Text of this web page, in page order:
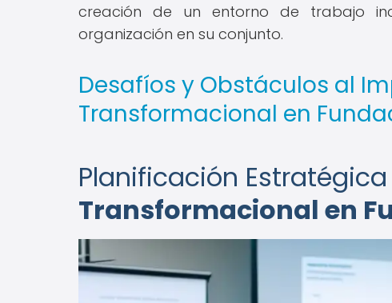
creación de un entorno de trabajo
organización en su conjunto.
Desafíos y Obstáculos al
Transformacional en
Planificación
Transformacional en